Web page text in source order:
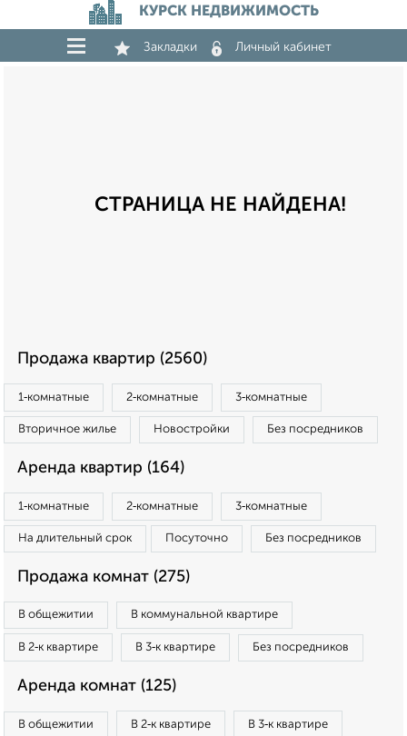
КУРСК НЕДВИЖИМОСТЬ
Закладки Личный кабинет
СТРАНИЦА НЕ НАЙДЕНА!
Продажа квартир (2560)
1‑комнатные 2‑комнатные 3‑комнатные
Вторичное жилье Новостройки Без посредников
Аренда квартир (164)
1‑комнатные 2‑комнатные 3‑комнатные
На длительный срок Посуточно Без посредников
Продажа комнат (275)
В общежитии В коммунальной квартире
В 2‑к квартире В 3‑к квартире Без посредников
Аренда комнат (125)
В общежитии В 2‑к квартире В 3‑к квартире